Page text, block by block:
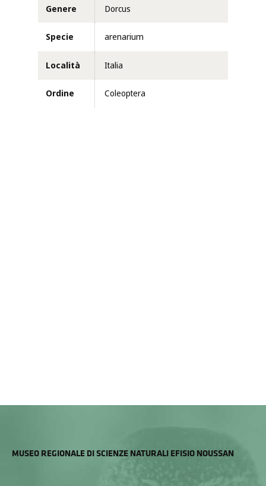
Genere Dorcus
Specie arenarium
Località Italia
Ordine Coleoptera
MUSEO REGIONALE DI SCIENZE NATURALI EFISIO NOUSSAN